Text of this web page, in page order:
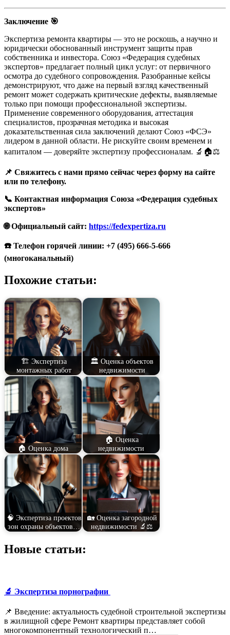
Заключение 🎯
Экспертиза ремонта квартиры — это не роскошь, а научно и
юридически обоснованный инструмент защиты прав
собственника и инвестора. Союз «Федерация судебных
экспертов» предлагает полный цикл услуг: от первичного
осмотра до судебного сопровождения. Разобранные кейсы
демонстрируют, что даже на первый взгляд качественный
ремонт может содержать критические дефекты, выявляемые
только при помощи профессиональной экспертизы.
Применение современного оборудования, аттестация
специалистов, прозрачная методика и высокая
доказательственная сила заключений делают Союз «ФСЭ»
лидером в данной области. Не рискуйте своим временем и
капиталом — доверяйте экспертизу профессионалам. 🔬🏠⚖️
📌 Свяжитесь с нами прямо сейчас через форму на сайте
или по телефону.
📞 Контактная информация Союза «Федерация судебных
экспертов»
🌐 Официальный сайт: https://fedexpertiza.ru
☎️ Телефон горячей линии: +7 (495) 666-5-666
(многоканальный)
Похожие статьи:
🏗️ Экспертиза
монтажных работ
🏛️ Оценка объектов
недвижимости
🏠 Оценка дома
🏠 Оценка
недвижимости
🧠 Экспертиза проектов
зон охраны объектов…
🏡 Оценка загородной
недвижимости 🔬⚖️
Новые статьи:
🔬 Экспертиза порнографии
📌 Введение: актуальность судебной строительной экспертизы
в жилищной сфере Ремонт квартиры представляет собой
многокомпонентный технологический п…